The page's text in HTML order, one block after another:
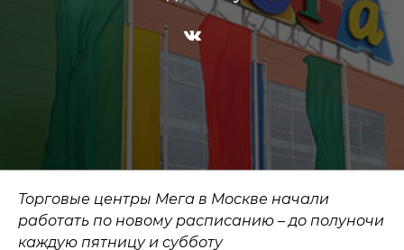
Торговые центры Мега в Москве начали
работать по новому расписанию – до полуночи
каждую пятницу и субботу